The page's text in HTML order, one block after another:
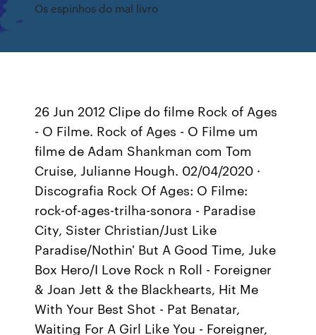
Os espinhos do mal livro
26 Jun 2012 Clipe do filme Rock of Ages
- O Filme. Rock of Ages - O Filme um
filme de Adam Shankman com Tom
Cruise, Julianne Hough. 02/04/2020 ·
Discografia Rock Of Ages: O Filme:
rock-of-ages-trilha-sonora - Paradise
City, Sister Christian/Just Like
Paradise/Nothin' But A Good Time, Juke
Box Hero/I Love Rock n Roll - Foreigner
& Joan Jett & the Blackhearts, Hit Me
With Your Best Shot - Pat Benatar,
Waiting For A Girl Like You - Foreigner,